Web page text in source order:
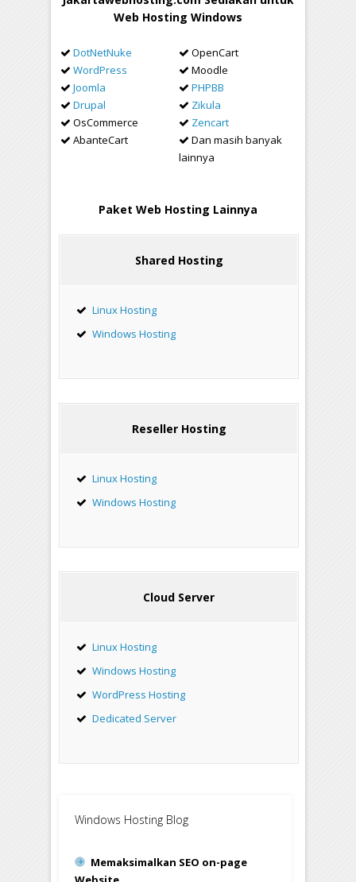
Web Hosting Windows
DotNetNuke
WordPress
Joomla
Drupal
OsCommerce
AbanteCart
OpenCart
Moodle
PHPBB
Zikula
Zencart
Dan masih banyak
lainnya
Paket Web Hosting Lainnya
Shared Hosting
Linux Hosting
Windows Hosting
Reseller Hosting
Linux Hosting
Windows Hosting
Cloud Server
Linux Hosting
Windows Hosting
WordPress Hosting
Dedicated Server
Windows Hosting Blog
Memaksimalkan SEO on-page